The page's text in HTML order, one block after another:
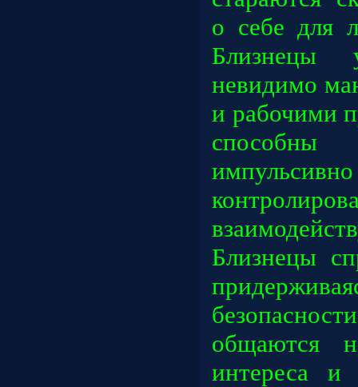
о себе для
невидимо
и рабочими
Близнецы
общаются
интереса